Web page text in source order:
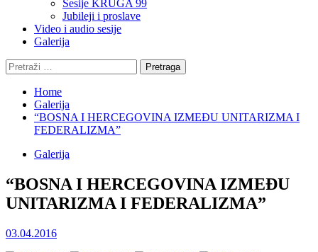
Sesije KRUGA 99
Jubileji i proslave
Video i audio sesije
Galerija
Pretraga:
Home
Galerija
“BOSNA I HERCEGOVINA IZMEĐU UNITARIZMA I
FEDERALIZMA”
Galerija
“BOSNA I HERCEGOVINA IZMEĐU
UNITARIZMA I FEDERALIZMA”
03.04.2016